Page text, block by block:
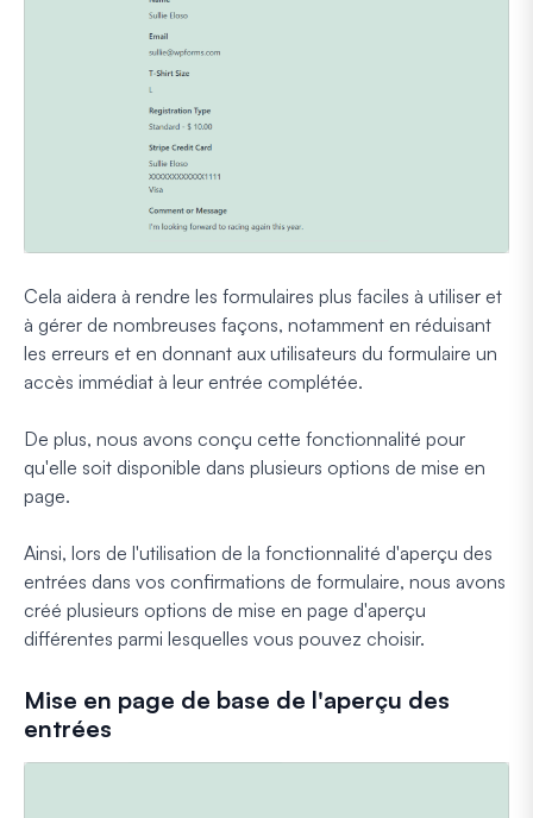
Cela aidera à rendre les formulaires plus faciles à utiliser et
à gérer de nombreuses façons, notamment en réduisant
les erreurs et en donnant aux utilisateurs du formulaire un
accès immédiat à leur entrée complétée.
De plus, nous avons conçu cette fonctionnalité pour
qu'elle soit disponible dans plusieurs options de mise en
page.
Ainsi, lors de l'utilisation de la fonctionnalité d'aperçu des
entrées dans vos confirmations de formulaire, nous avons
créé plusieurs options de mise en page d'aperçu
différentes parmi lesquelles vous pouvez choisir.
Mise en page de base de l'aperçu des
entrées